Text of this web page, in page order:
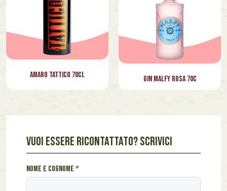
Amaro Tattico 70cl Gin Malfy Rosa 70c
VUOI ESSERE RICONTATTATO? SCRIVICI
Nome e cognome *